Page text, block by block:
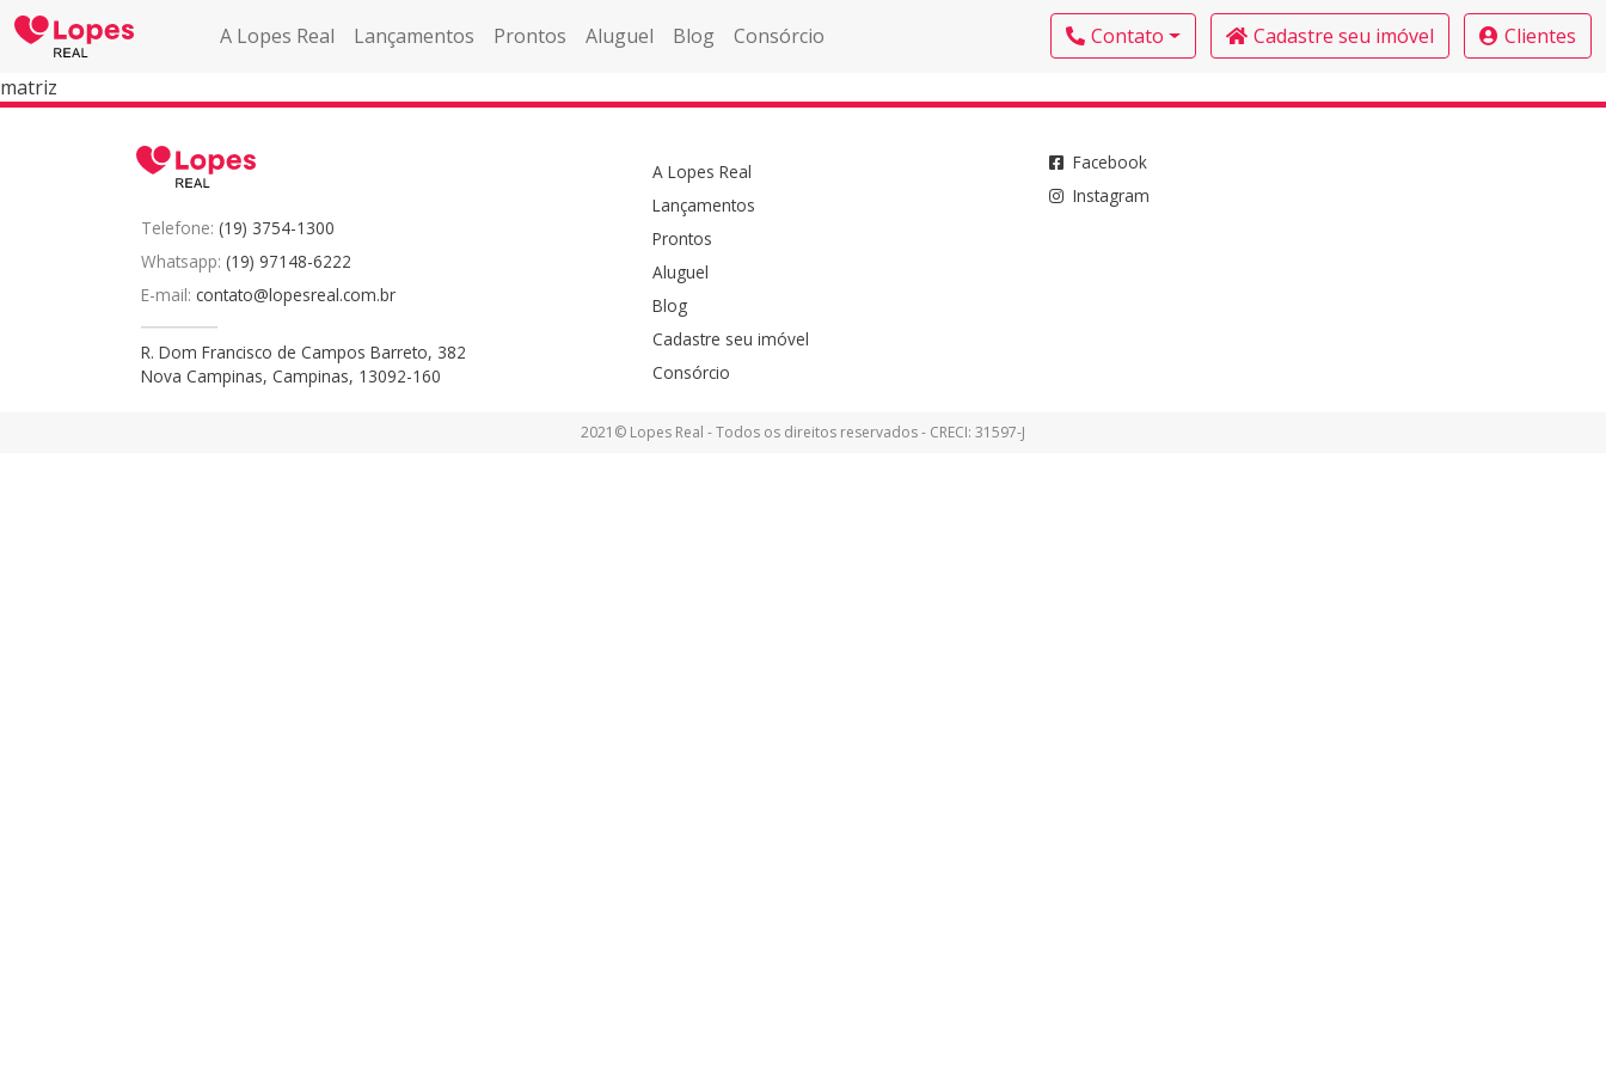
A Lopes Real Lançamentos Prontos Aluguel Blog Consórcio Contato Cadastre seu imóvel
Clientes
matriz
Telefone: (19) 3754-1300
Whatsapp: (19) 97148-6222
E-mail: contato@lopesreal.com.br
R. Dom Francisco de Campos Barreto, 382
Nova Campinas, Campinas, 13092-160
A Lopes Real
Lançamentos
Prontos
Aluguel
Blog
Cadastre seu imóvel
Consórcio
Facebook
Instagram
2021© Lopes Real - Todos os direitos reservados - CRECI: 31597-J